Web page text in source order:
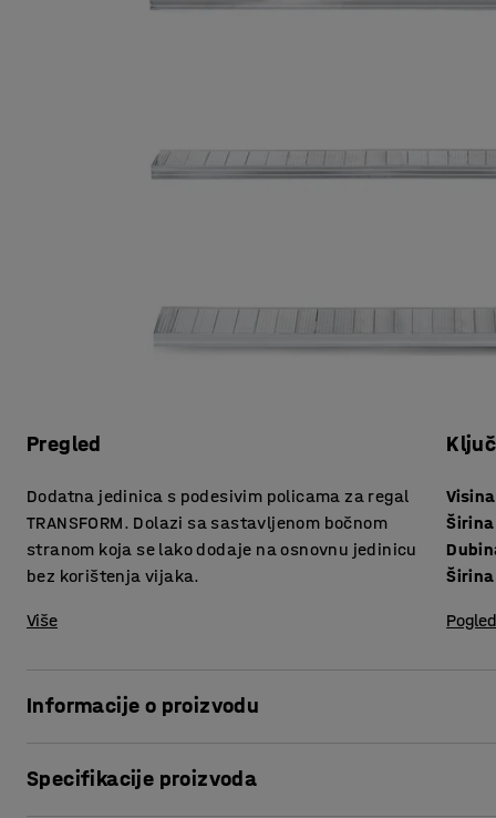
Pregled
Dodatna jedinica s podesivim policama za regal
TRANSFORM. Dolazi sa sastavljenom bočnom
stranom koja se lako dodaje na osnovnu jedinicu
bez korištenja vijaka.
Više
Visina
Širina
Informacije o proizvodu
samo jedan završni okvir, što pojednostavljuje montažu.
Specifikacije proizvoda